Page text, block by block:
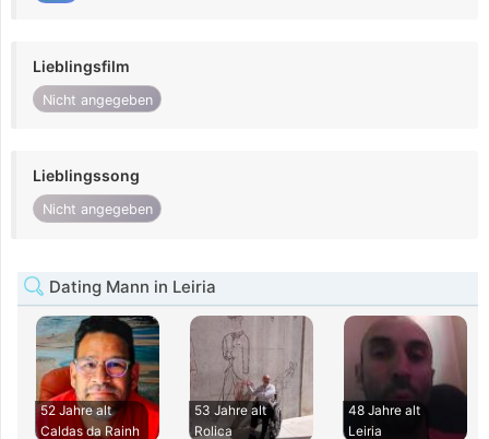
Lieblingsfilm
Nicht angegeben
Lieblingssong
Nicht angegeben
Dating Mann in Leiria
52 Jahre alt
Caldas da Rainh
53 Jahre alt
Rolica
48 Jahre alt
Leiria